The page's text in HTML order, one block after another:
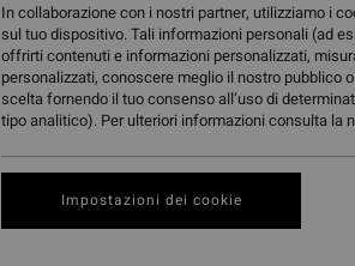
In collaborazione con i nostri partner, utilizziamo i
sul tuo dispositivo. Tali informazioni personali (ad
offrirti contenuti e informazioni personalizzati,
personalizzati, conoscere meglio il nostro pubblico
scelta fornendo il tuo consenso all’uso di
tipo analitico). Per ulteriori informazioni consulta la
Impostazioni dei cookie